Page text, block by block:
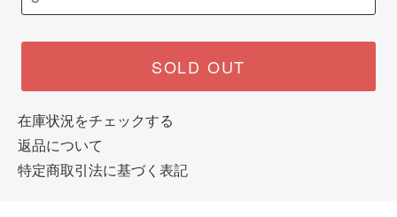
SOLD OUT
在庫状況をチェックする
返品について
特定商取引法に基づく表記